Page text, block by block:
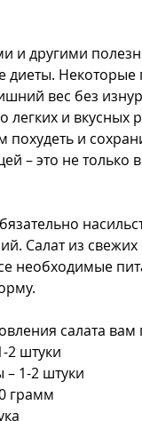
диеты.
вес без
легких и вкусных
похудеть и
– это не только
Салат из
необходимые
салата
2 штуки
1-2 штуки
грамм